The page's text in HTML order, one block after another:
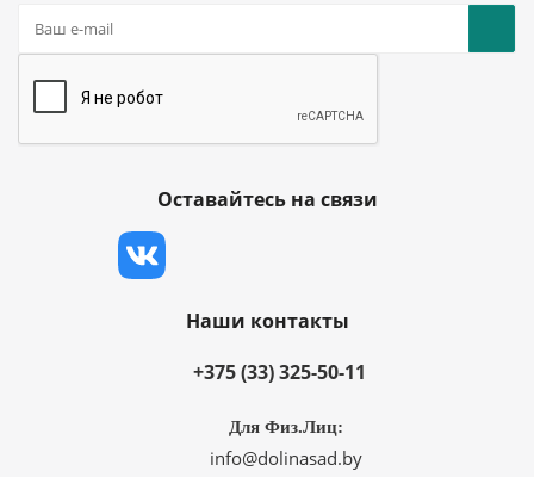
Оставайтесь на связи
Наши контакты
+375 (33) 325-50-11
Для Физ.Лиц:
info@dolinasad.by